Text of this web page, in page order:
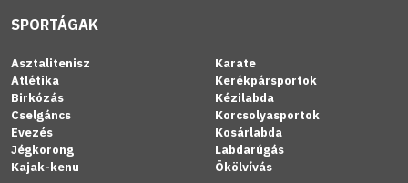
SPORTÁGAK
Asztalitenisz
Atlétika
Birkózás
Cselgáncs
Evezés
Jégkorong
Kajak-kenu
Karate
Kerékpársportok
Kézilabda
Korcsolyasportok
Kosárlabda
Labdarúgás
Ökölvívás